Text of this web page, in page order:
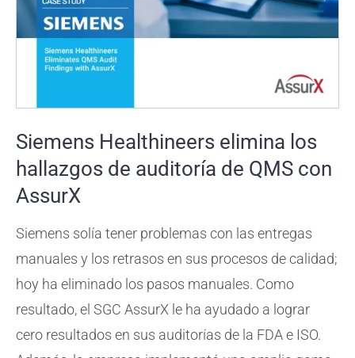
Siemens Healthineers elimina los
hallazgos de auditoría de QMS con
AssurX
Siemens solía tener problemas con las entregas
manuales y los retrasos en sus procesos de calidad;
hoy ha eliminado los pasos manuales. Como
resultado, el SGC AssurX le ha ayudado a lograr
cero resultados en sus auditorías de la FDA e ISO.